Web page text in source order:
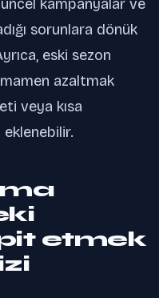
kampanyalar ve
sorunlara dönük
eski sezon
azaltmak
veya kısa
etmek